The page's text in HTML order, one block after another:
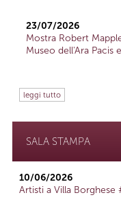
23/07/2026
Mostra Robert
Museo dell'Ara Pacis
leggi tutto
SALA STAMPA
10/06/2026
Artisti a Villa Borghese